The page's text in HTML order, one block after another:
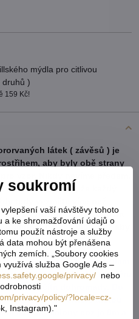
mýdla pro citlivou
druhů )
159 Kč!
látek ( závěsů ) je
aby byly obě strany
vzhledem k tomu, že každý
ani vyměnit. Je střižená na
objednat o něco více, než aby
zabere cca 5-6cm.
v cm ( např. 1,7m = 170cm
Pokud u jednoho rozměru
se vám sčítá dohromady. Do
- napíšete, jak chtete danou
800cm záclony což je 8m a
soukromí
vaší návštěvy tohoto
a ke shromažďování údajů o
použít nástroje a služby
data mohou být přenášena
zemích. „Soubory cookies
služba Google Ads –
privacy/ nebo
privacy/policy/?locale=cz-
Instagram)."